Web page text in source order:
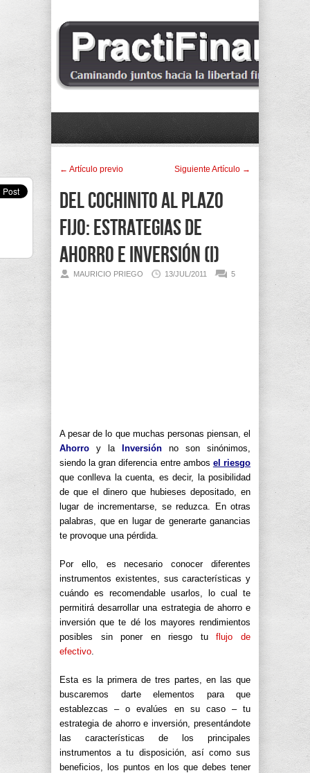
← Artí­culo previo Siguiente Artí­culo →
Del cochinito al plazo
fijo: Estrategias de
ahorro e inversión (I)
MAURICIO PRIEGO 13/JUL/2011 5
A pesar de lo que muchas personas piensan, el
Ahorro y la Inversión no son sinónimos,
siendo la gran diferencia entre ambos el riesgo
que conlleva la cuenta, es decir, la posibilidad
de que el dinero que hubieses depositado, en
lugar de incrementarse, se reduzca. En otras
palabras, que en lugar de generarte ganancias
te provoque una pérdida.
Por ello, es necesario conocer diferentes
instrumentos existentes, sus características y
cuándo es recomendable usarlos, lo cual te
permitirá desarrollar una estrategia de ahorro e
inversión que te dé los mayores rendimientos
posibles sin poner en riesgo tuflujo de
efectivo.
Esta es la primera de tres partes, en las que
buscaremos darte elementos para que
establezcas – o evalúes en su caso – tu
estrategia de ahorro e inversión, presentándote
las características de los principales
instrumentos a tu disposición, así como sus
beneficios, los puntos en los que debes tener